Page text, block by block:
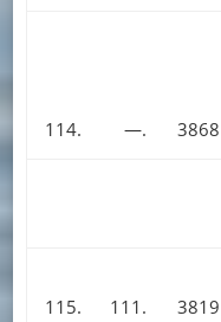
114. —. 3868
115. 111. 3819